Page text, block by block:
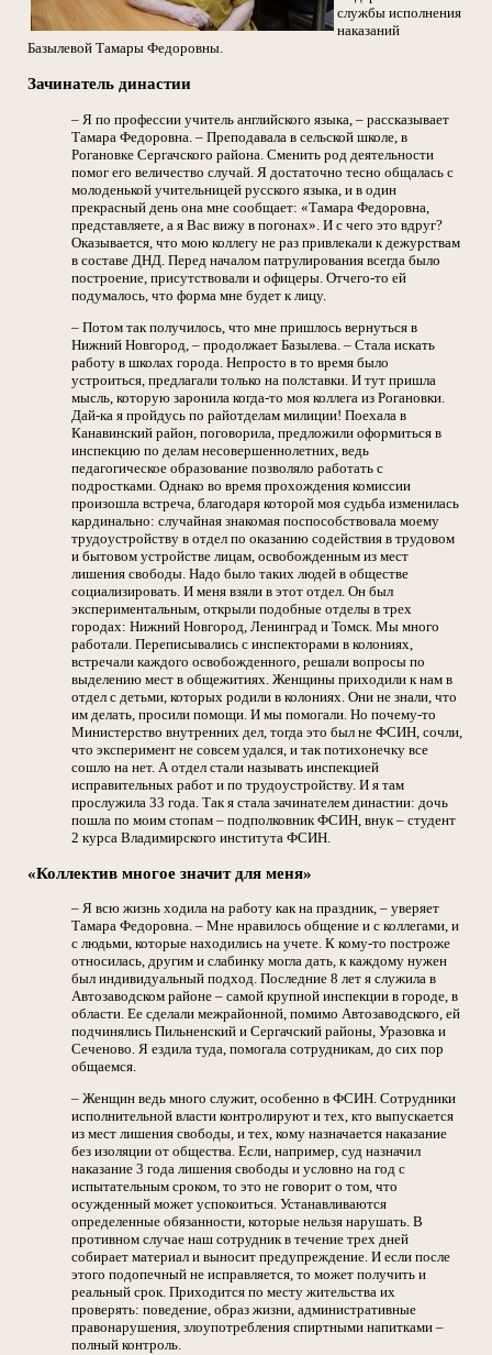
службы исполнения
наказаний
Базылевой Тамары Федоровны.
Зачинатель династии
– Я по профессии учитель английского языка, – рассказывает
Тамара Федоровна. – Преподавала в сельской школе, в
Рогановке Сергачского района. Сменить род деятельности
помог его величество случай. Я достаточно тесно общалась с
молоденькой учительницей русского языка, и в один
прекрасный день она мне сообщает: «Тамара Федоровна,
представляете, а я Вас вижу в погонах». И с чего это вдруг?
Оказывается, что мою коллегу не раз привлекали к дежурствам
в составе ДНД. Перед началом патрулирования всегда было
построение, присутствовали и офицеры. Отчего-то ей
подумалось, что форма мне будет к лицу.
– Потом так получилось, что мне пришлось вернуться в
Нижний Новгород, – продолжает Базылева. – Стала искать
работу в школах города. Непросто в то время было
устроиться, предлагали только на полставки. И тут пришла
мысль, которую заронила когда-то моя коллега из Рогановки.
Дай-ка я пройдусь по райотделам милиции! Поехала в
Канавинский район, поговорила, предложили оформиться в
инспекцию по делам несовершеннолетних, ведь
педагогическое образование позволяло работать с
подростками. Однако во время прохождения комиссии
произошла встреча, благодаря которой моя судьба изменилась
кардинально: случайная знакомая поспособствовала моему
трудоустройству в отдел по оказанию содействия в трудовом
и бытовом устройстве лицам, освобожденным из мест
лишения свободы. Надо было таких людей в обществе
социализировать. И меня взяли в этот отдел. Он был
экспериментальным, открыли подобные отделы в трех
городах: Нижний Новгород, Ленинград и Томск. Мы много
работали. Переписывались с инспекторами в колониях,
встречали каждого освобожденного, решали вопросы по
выделению мест в общежитиях. Женщины приходили к нам в
отдел с детьми, которых родили в колониях. Они не знали, что
им делать, просили помощи. И мы помогали. Но почему-то
Министерство внутренних дел, тогда это был не ФСИН, сочли,
что эксперимент не совсем удался, и так потихонечку все
сошло на нет. А отдел стали называть инспекцией
исправительных работ и по трудоустройству. И я там
прослужила 33 года. Так я стала зачинателем династии: дочь
пошла по моим стопам – подполковник ФСИН, внук – студент
2 курса Владимирского института ФСИН.
«Коллектив многое значит для меня»
– Я всю жизнь ходила на работу как на праздник, – уверяет
Тамара Федоровна. – Мне нравилось общение и с коллегами, и
с людьми, которые находились на учете. К кому-то построже
относилась, другим и слабинку могла дать, к каждому нужен
был индивидуальный подход. Последние 8 лет я служила в
Автозаводском районе – самой крупной инспекции в городе, в
области. Ее сделали межрайонной, помимо Автозаводского, ей
подчинялись Пильненский и Сергачский районы, Уразовка и
Сеченово. Я ездила туда, помогала сотрудникам, до сих пор
общаемся.
– Женщин ведь много служит, особенно в ФСИН. Сотрудники
исполнительной власти контролируют и тех, кто выпускается
из мест лишения свободы, и тех, кому назначается наказание
без изоляции от общества. Если, например, суд назначил
наказание 3 года лишения свободы и условно на год с
испытательным сроком, то это не говорит о том, что
осужденный может успокоиться. Устанавливаются
определенные обязанности, которые нельзя нарушать. В
противном случае наш сотрудник в течение трех дней
собирает материал и выносит предупреждение. И если после
этого подопечный не исправляется, то может получить и
реальный срок. Приходится по месту жительства их
проверять: поведение, образ жизни, административные
правонарушения, злоупотребления спиртными напитками –
полный контроль.